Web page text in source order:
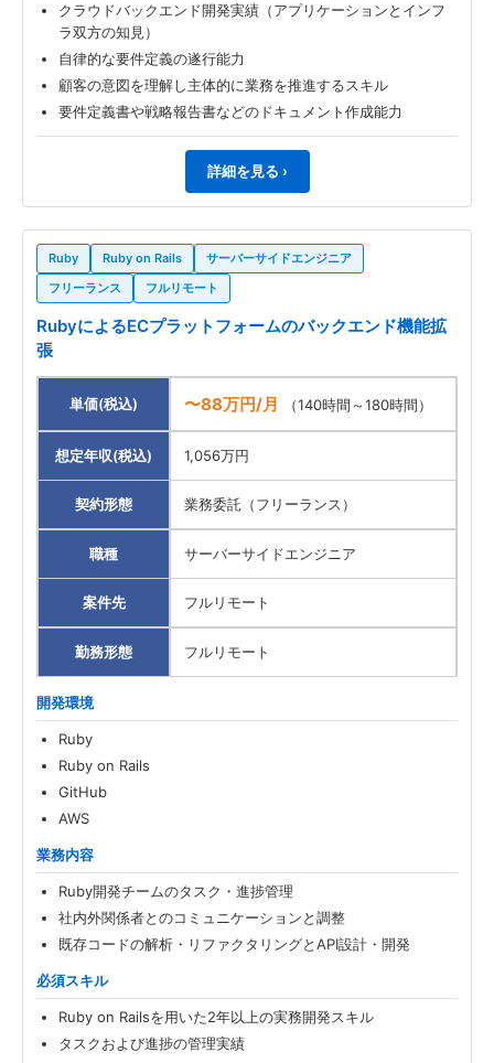
クラウドバックエンド開発実績（アプリケーションとインフ
ラ双方の知見）
自律的な要件定義の遂行能力
顧客の意図を理解し主体的に業務を推進するスキル
要件定義書や戦略報告書などのドキュメント作成能力
詳細を見る ›
Ruby Ruby on Rails
サーバーサイドエンジニア
フリーランス
フルリモート
RubyによるECプラットフォームのバックエンド機能拡
張
単価(税込) 〜88万円/月 （140時間～180時間）
想定年収(税込) 1,056万円
契約形態 業務委託（フリーランス）
職種 サーバーサイドエンジニア
案件先 フルリモート
勤務形態 フルリモート
開発環境
Ruby
Ruby on Rails
GitHub
AWS
業務内容
Ruby開発チームのタスク・進捗管理
社内外関係者とのコミュニケーションと調整
既存コードの解析・リファクタリングとAPI設計・開発
必須スキル
Ruby on Railsを用いた2年以上の実務開発スキル
タスクおよび進捗の管理実績